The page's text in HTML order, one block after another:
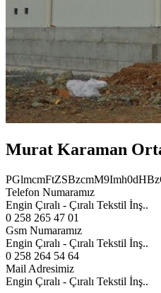
Murat Karaman
Telefon Numaramız
Engin Çıralı - Çıralı Tekstil İnş..
0 258 265 47 01
Gsm Numaramız
Engin Çıralı - Çıralı Tekstil İnş..
0 258 264 54 64
Mail Adresimiz
Engin Çıralı - Çıralı Tekstil İnş..